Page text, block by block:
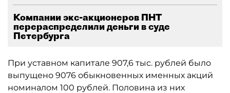
Компании экс-акционеров ПНТ
перераспределили деньги в суде
Петербурга
При уставном капитале 907,6 тыс. рублей было
выпущено 9076 обыкновенных именных акций
номиналом 100 рублей. Половина из них